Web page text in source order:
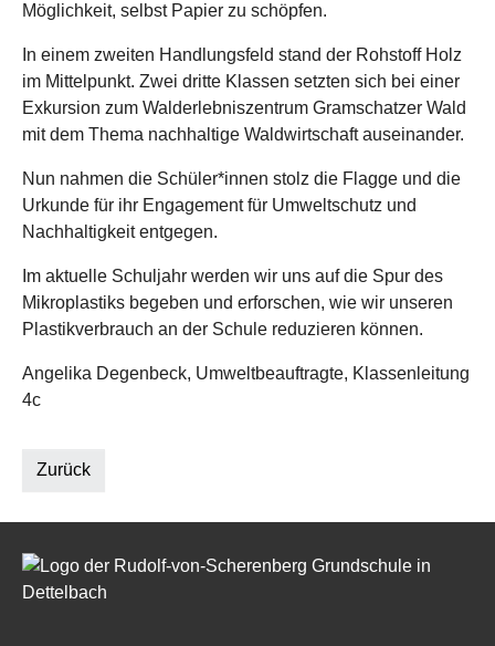
Möglichkeit, selbst Papier zu schöpfen.
In einem zweiten Handlungsfeld stand der Rohstoff Holz
im Mittelpunkt. Zwei dritte Klassen setzten sich bei einer
Exkursion zum Walderlebniszentrum Gramschatzer Wald
mit dem Thema nachhaltige Waldwirtschaft auseinander.
Nun nahmen die Schüler*innen stolz die Flagge und die
Urkunde für ihr Engagement für Umweltschutz und
Nachhaltigkeit entgegen.
Im aktuelle Schuljahr werden wir uns auf die Spur des
Mikroplastiks begeben und erforschen, wie wir unseren
Plastikverbrauch an der Schule reduzieren können.
Angelika Degenbeck, Umweltbeauftragte, Klassenleitung
4c
Zurück